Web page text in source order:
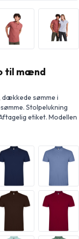
til mænd
sømme i
Stolpelukning
etiket. Modellen